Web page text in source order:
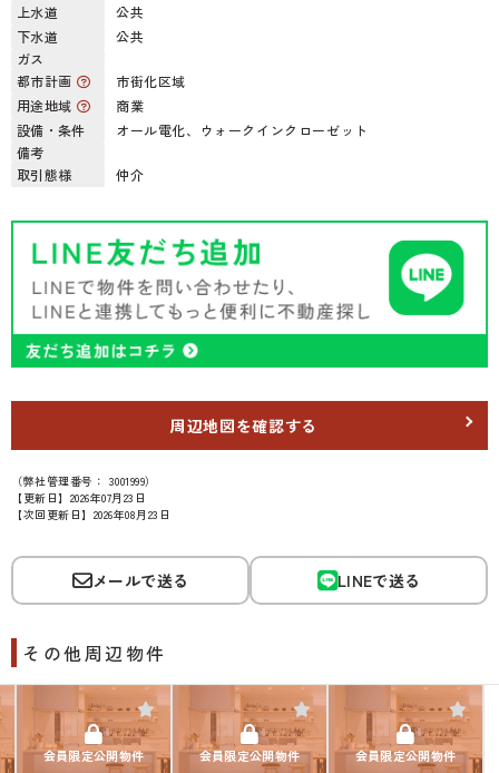
上水道
公共
下水道
公共
ガス
都市計画
市街化区域
用途地域
商業
設備・条件
オール電化、ウォークインクローゼット
備考
取引態様
仲介
周辺地図を確認する
（弊社管理番号： 3001999）
【更新日】2026年07月23日
【次回更新日】2026年08月23日
メールで送る LINEで送る
その他周辺物件
会員限定公開物件 会員限定公開物件 会員限定公開物件